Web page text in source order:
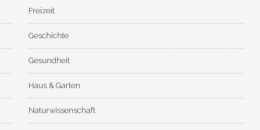
Freizeit
Geschichte
Gesundheit
Haus & Garten
Naturwissenschaft